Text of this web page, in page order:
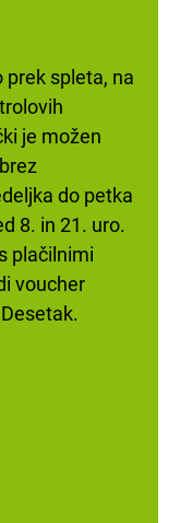
prek spleta, na
je možen
do petka
8. in 21. uro.
plačilnimi
voucher